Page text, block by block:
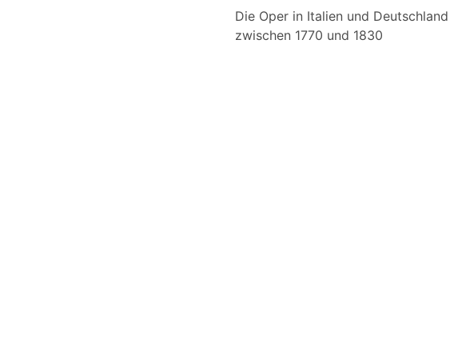
Die Oper in Italien und Deutschland
zwischen 1770 und 1830